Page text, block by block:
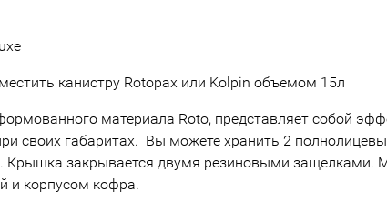
канистру Rotopax или Kolpin объемом 15л
материала Roto, представляет собой
своих габаритах. Вы можете хранить 2
закрывается двумя резиновыми защелками.
и корпусом кофра.